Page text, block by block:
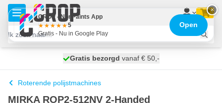
Ga naar de inhoud
maandag bezorgd
Gratis bezorgd vanaf € 50,-
100 dagen
Roterende polijstmachines
MIRKA ROP2-512NV 2-Handed
×
CROP - NonPaints App
5
Gratis - Nu in Google Play
Open